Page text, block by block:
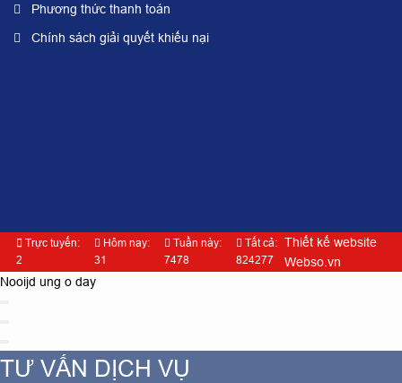
Phương thức thanh toán
Chính sách giải quyết khiếu nại
Trực tuyến:
2
Hôm nay:
31
Tuần này:
7478
Tất cả:
824277
Thiết kế website
Webso.vn
Nooijd ung o day
TƯ VẤN DỊCH VỤ